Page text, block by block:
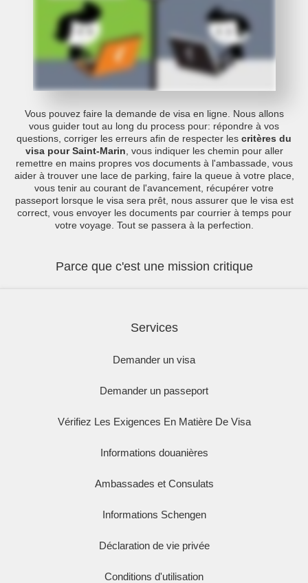
Vous pouvez faire la demande de visa en ligne. Nous allons
vous guider tout au long du process pour: répondre à vos
questions, corriger les erreurs afin de respecter les critères du
visa pour Saint-Marin , vous indiquer les chemin pour aller
remettre en mains propres vos documents à l'ambassade, vous
aider à trouver une lace de parking, faire la queue à votre place,
vous tenir au courant de l'avancement, récupérer votre
passeport lorsque le visa sera prêt, nous assurer que le visa est
correct, vous envoyer les documents par courrier à temps pour
votre voyage. Tout se passera à la perfection.
Parce que c'est une mission critique
Services
Demander un visa
Demander un passeport
Vérifiez Les Exigences En Matière De Visa
Informations douanières
Ambassades et Consulats
Informations Schengen
Déclaration de vie privée
Conditions d'utilisation